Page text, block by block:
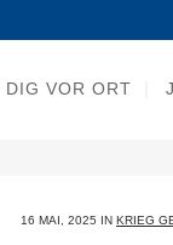
DIG VOR ORT
16 MAI, 2025 IN KRIEG